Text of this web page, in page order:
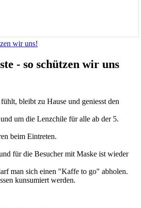
wir uns!
- so schützen wir uns
bleibt zu Hause und geniesst den
um die Lenzchile für alle ab der 5.
beim Eintreten.
für die Besucher mit Maske ist wieder
man sich einen "Kaffe to go" abholen.
kunsumiert werden.